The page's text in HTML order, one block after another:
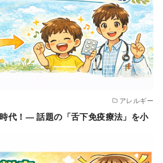
アレルギー
代！― 話題の「舌下免疫療法」を小